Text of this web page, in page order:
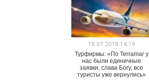
18.07.2018 14:19
Турфирмы: «По Terramar у
нас были единичные
заявки, слава Богу, все
туристы уже вернулись»